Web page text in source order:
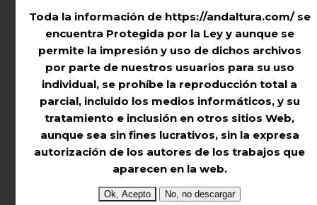
vuestros dispositivos GARMIN que
admitan cartografía ráster, aunque los
podréis cambiar a otros formatos aptos
para diversos tipos y marcas de
Dispositivos GPS.
Toda la información de https://andaltura.com/ se
encuentra Protegida por la Ley y aunque se
permite la impresión y uso de dichos archivos
por parte de nuestros usuarios para su uso
individual, se prohíbe la reproducción total a
parcial, incluido los medios informáticos, y su
tratamiento e inclusión en otros sitios Web,
aunque sea sin fines lucrativos, sin la expresa
autorización de los autores de los trabajos que
aparecen en la web.